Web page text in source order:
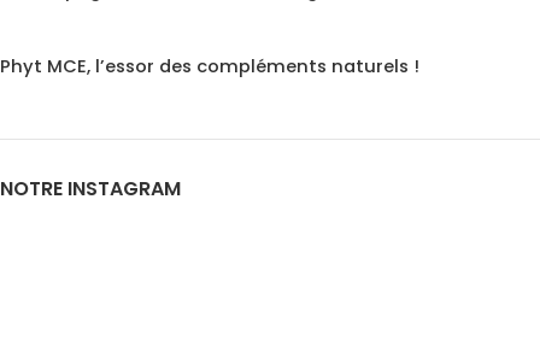
Phyt MCE, l’essor des compléments naturels !
NOTRE INSTAGRAM